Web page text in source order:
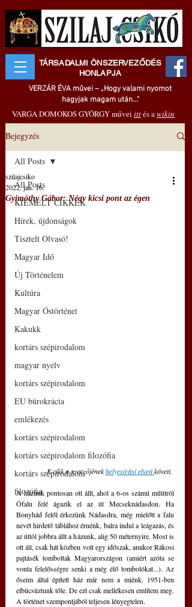
TÁRSADALMI ÖNSZERVEZŐDÉS
HONLAPJA
VERZÁR ÉVA művei – „Hogy valami nyomot
hagyjak magam után..."
VARGA DOMOKOS GYÖRGY művei ittés awikin
Bejegyzés
All Posts
KIEMELT CIKKEK
Hírek, újdonságok
Tisztelt Olvasó!
Magyar Idő
Új Történelem
Kultúra
Magyar Őstörténet
Kakukk
kortárs szépirodalom
magyar nyelv
kortárs szépirodalom
EU bürokrácia
emlékezés
kortárs szépirodalom
kortárs szépirodalom filozófia
kortárs szépirodalom
filozófia
All Posts
Gyimóthy Gábor: Négy kicsi pont az égen
szilajcsiko
2022. jan. 16.
E cikk a szerzőjének helyesírási elveit követi.
A házunk pontosan ott állt, ahol a 6-os számú műútról
Ófalu felé ágazik el az út Mecseknádasdon. Ha
Bonyhád felől érkezünk Nádasdra, még mielőtt a falu
nevét hirdető táblához érnénk, balra indul a leágazás, és
az úttól jobbra állt a házunk, alig 50 méternyire. Most is
ott áll, csak hát közben volt egy időszak, amikor Rákosi
pajtásék tomboltak Magyarországon (amiért azóta se
vonta felelősségre senki a még élő tombolókat...). Az
őseim által épített ház már nem a miénk. 1951-ben
elbúcsúztunk tőle. De ezt csak mellékesen említem meg.
A történet szempontjából teljesen lényegtelen.